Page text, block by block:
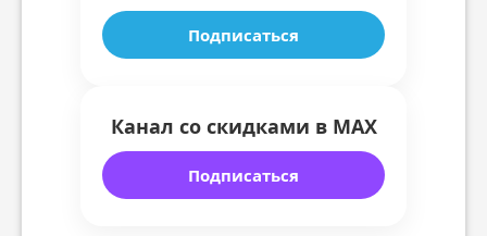
Подписаться
Канал со скидками в MAX
Подписаться